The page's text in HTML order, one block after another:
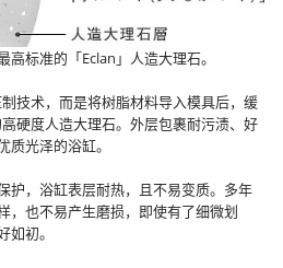
高标准的「Eclan」人造大理石。
制技术，而是将树脂材料导入模具后，缓
硬度人造大理石。外层包裹耐污渍、好
光泽的浴缸。
护，浴缸表层耐热，且不易变质。多年
，也不易产生磨损，即使有了细微划
初。